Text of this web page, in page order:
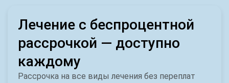
Лечение с беспроцентной
рассрочкой — доступно
каждому
Рассрочка на все виды лечения без переплат